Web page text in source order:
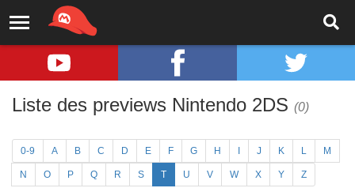
Liste des previews Nintendo 2DS (0)
0-9 A B C D E F G H J K L M
N O P Q R S T U V W X Y Z